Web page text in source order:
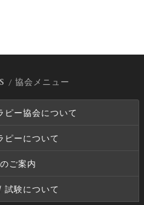
/ 協会メニュー
ピー協会について
ピーについて
ご案内
試験について